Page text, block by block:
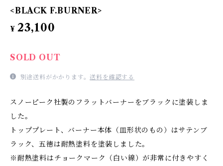
<BLACK F.BURNER>
¥ 23,100
SOLD OUT
別途送料がかかります。送料を確認する
スノーピーク社製のフラットバーナーをブラックに塗装しま
した。
トッププレート、バーナー本体（皿形状のもの）はサテンブ
ラック、五徳は耐熱塗料を塗装しました。
※耐熱塗料はチョークマーク（白い線）が非常に付きやすく